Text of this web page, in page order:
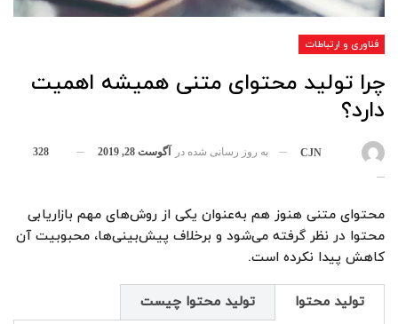
فناوری و ارتباطات
چرا تولید محتوای متنی همیشه اهمیت
دارد؟
CJN به روز رسانی شده در آگوست 28, 2019 328
محتوای متنی هنوز هم به‌عنوان یکی از روش‌های مهم بازاریابی
محتوا در نظر گرفته می‌شود و برخلاف پیش‌بینی‌ها، محبوبیت آن
کاهش پیدا نکرده است.
تولید محتوا تولید محتوا چیست